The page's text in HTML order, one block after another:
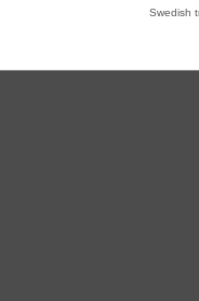
Swedish